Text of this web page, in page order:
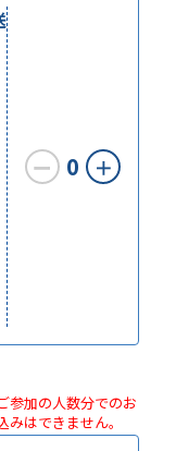
ー 0 ＋
参加の人数分でのお
はできません。